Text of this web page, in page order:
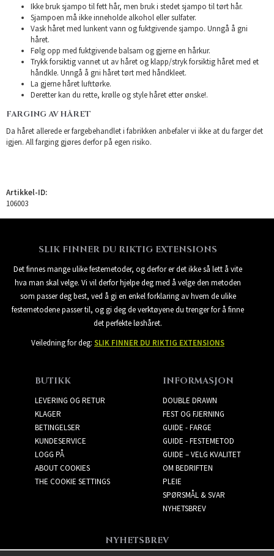
Ikke bruk sjampo til fett hår, men bruk i stedet sjampo til tørt hår.
Sjampoen må ikke inneholde alkohol eller sulfater.
Vask håret med lunkent vann og fuktgivende sjampo. Unngå å gni
håret.
Følg opp med fuktgivende balsam og gjerne en hårkur.
Trykk forsiktig vannet ut av håret og klapp/stryk forsiktig håret med et
håndkle. Unngå å gni håret tørt med håndkleet.
La gjerne håret lufttørke.
Deretter kan du rette, krølle og style håret etter ønske!.
FARGING AV HÅRET
Da håret allerede er fargebehandlet i fabrikken anbefaler vi ikke at du farger det
igjen. All farging gjøres derfor på egen risiko.
Artikkel-ID:
106003
SLIK FINNER DU RIKTIG EXTENSIONS
Det finnes mange ulike festemetoder, og derfor er det ikke så lett å vite
hva man skal velge. Vi vil derfor hjelpe deg med å velge den metoden
som passer deg best, ved å gi en enkel forklaring av hvem de ulike
festemetodene passer til, og gi deg de verktøyene du trenger for å finne
det perfekte løshåret.
Veiledning for deg: SLIK FINNER DU RIKTIG EXTENSIONS
BUTIKK
LEVERING OG RETUR
KLAGER
BETINGELSER
KUNDESERVICE
LOGG PÅ
ABOUT COOKIES
THE COOKIE SETTINGS
INFORMASJON
DOUBLE DRAWN
FEST OG FJERNING
GUIDE - FARGE
GUIDE - FESTEMETOD
GUIDE – VELG KVALITET
OM BEDRIFTEN
PLEIE
SPØRSMÅL & SVAR
NYHETSBREV
NYHETSBREV